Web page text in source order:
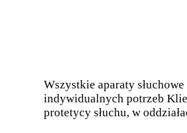
Wszystkie aparaty
indywidualnych potrzeb
protetycy słuchu, w